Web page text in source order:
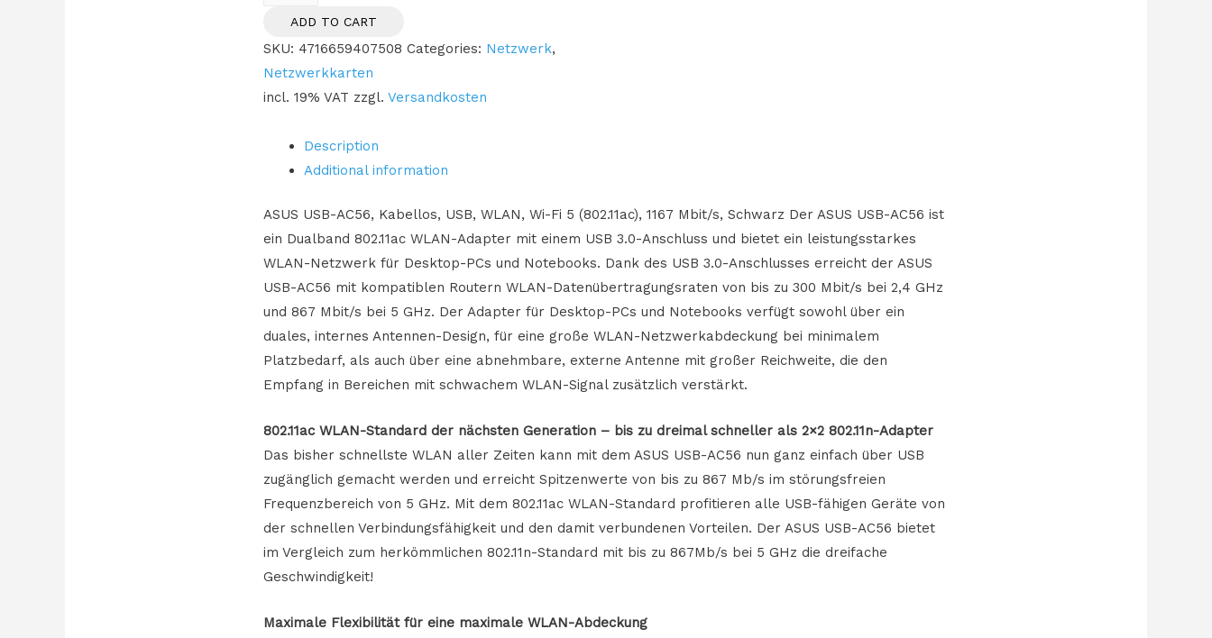
AC56
quantity
ADD TO CART
SKU: 4716659407508 Categories: Netzwerk,
Netzwerkkarten
incl. 19% VAT zzgl.Versandkosten
Description
Additional information
ASUS USB-AC56, Kabellos, USB, WLAN, Wi-Fi 5 (802.11ac), 1167 Mbit/s, Schwarz Der ASUS USB-AC56 ist
ein Dualband 802.11ac WLAN-Adapter mit einem USB 3.0-Anschluss und bietet ein leistungsstarkes
WLAN-Netzwerk für Desktop-PCs und Notebooks. Dank des USB 3.0-Anschlusses erreicht der ASUS
USB-AC56 mit kompatiblen Routern WLAN-Datenübertragungsraten von bis zu 300 Mbit/s bei 2,4 GHz
und 867 Mbit/s bei 5 GHz. Der Adapter für Desktop-PCs und Notebooks verfügt sowohl über ein
duales, internes Antennen-Design, für eine große WLAN-Netzwerkabdeckung bei minimalem
Platzbedarf, als auch über eine abnehmbare, externe Antenne mit großer Reichweite, die den
Empfang in Bereichen mit schwachem WLAN-Signal zusätzlich verstärkt.
802.11ac WLAN-Standard der nächsten Generation – bis zu dreimal schneller als 2×2 802.11n-Adapter
Das bisher schnellste WLAN aller Zeiten kann mit dem ASUS USB-AC56 nun ganz einfach über USB
zugänglich gemacht werden und erreicht Spitzenwerte von bis zu 867 Mb/s im störungsfreien
Frequenzbereich von 5 GHz. Mit dem 802.11ac WLAN-Standard profitieren alle USB-fähigen Geräte von
der schnellen Verbindungsfähigkeit und den damit verbundenen Vorteilen. Der ASUS USB-AC56 bietet
im Vergleich zum herkömmlichen 802.11n-Standard mit bis zu 867Mb/s bei 5 GHz die dreifache
Geschwindigkeit!
Maximale Flexibilität für eine maximale WLAN-Abdeckung